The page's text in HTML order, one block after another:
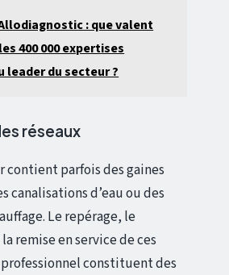
: que valent
400 000 expertises
leader du secteur ?
réseaux
contient parfois des gaines
canalisations d’eau ou des
Le repérage, le
remise en service de ces
constituent des